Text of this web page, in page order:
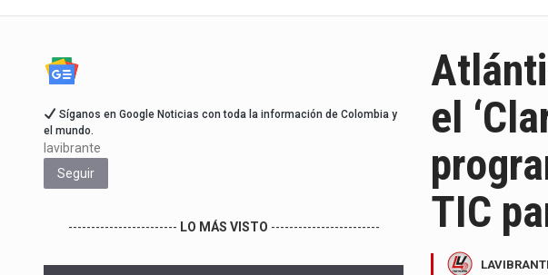
el
TIC
Síganos en Google Noticias con toda la información de Colombia y
el mundo.
lavibrante
Seguir
------------------------ LO MÁS VISTO ------------------------